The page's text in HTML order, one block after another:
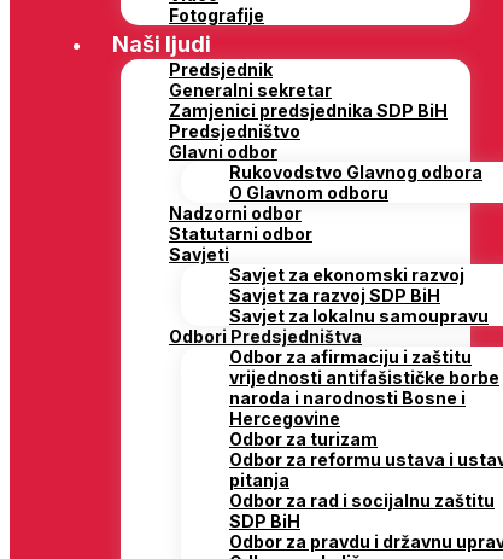
Fotografije
Naši ljudi
Predsjednik
Generalni sekretar
Zamjenici predsjednika SDP BiH
Predsjedništvo
Glavni odbor
Rukovodstvo Glavnog odbora
O Glavnom odboru
Nadzorni odbor
Statutarni odbor
Savjeti
Savjet za ekonomski razvoj
Savjet za razvoj SDP BiH
Savjet za lokalnu samoupravu
Odbori Predsjedništva
Odbor za afirmaciju i zaštitu
vrijednosti antifašističke borbe
naroda i narodnosti Bosne i
Hercegovine
Odbor za turizam
Odbor za reformu ustava i
pitanja
Odbor za rad i socijalnu zaštitu
SDP BiH
Odbor za pravdu i državnu